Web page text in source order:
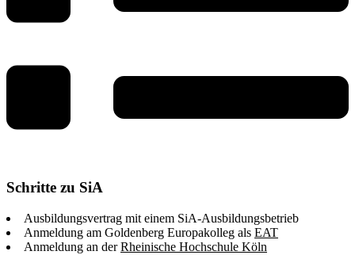
Schritte zu SiA
Ausbildungsvertrag mit einem SiA-Ausbildungsbetrieb
Anmeldung am Goldenberg Europakolleg als EAT
Anmeldung an derRheinische Hochschule Köln